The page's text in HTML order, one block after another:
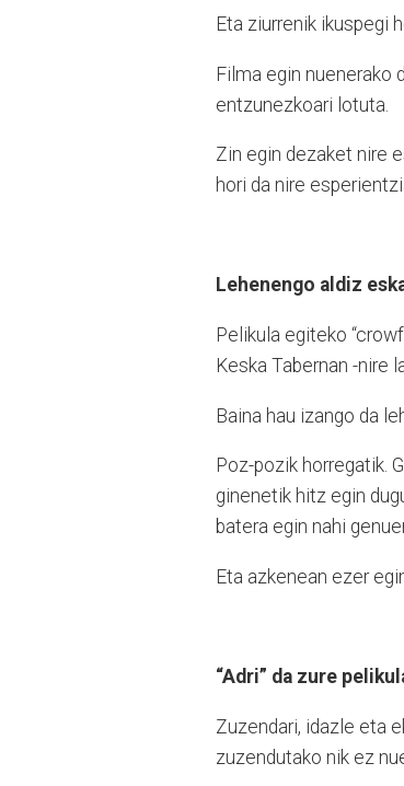
Eta ziurrenik ikuspegi
Filma egin nuenerako
entzunezkoari lotuta.
Zin egin dezaket nire
hori da nire
Lehenengo aldiz
Pelikula egiteko
Keska Tabernan -nire
Baina hau izango da
Poz-pozik horregatik.
ginenetik hitz egin
batera egin nahi
Eta azkenean ezer
“Adri” da zure
Zuzendari, idazle eta
zuzendutako nik ez